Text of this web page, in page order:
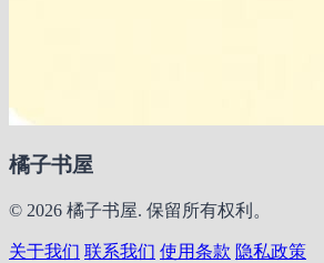
橘子书屋
© 2026 橘子书屋. 保留所有权利。
关于我们 联系我们 使用条款 隐私政策